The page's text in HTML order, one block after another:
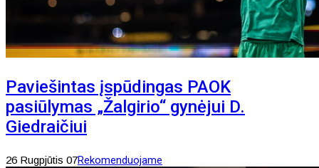
Paviešintas įspūdingas PAOK
pasiūlymas „Žalgirio“ gynėjui D.
Giedraičiui
26 Rugpjūtis 07Rekomenduojame